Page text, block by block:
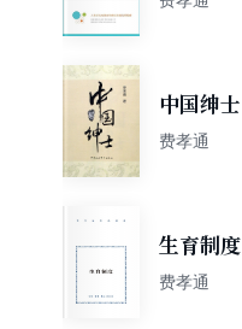
中国绅士
费孝通
生育制度
费孝通